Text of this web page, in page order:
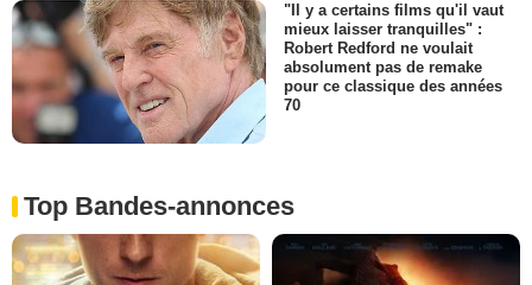
"Il y a certains films qu'il vaut
mieux laisser tranquilles" :
Robert Redford ne voulait
absolument pas de remake
pour ce classique des années
70
Top Bandes-annonces